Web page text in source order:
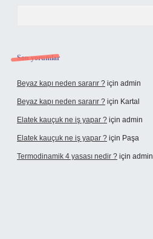
Son yorumlar
Beyaz kapı neden sararır ? için admin
Beyaz kapı neden sararır ? için Kartal
Elatek kauçuk ne iş yapar ? için admin
Elatek kauçuk ne iş yapar ? için Paşa
Termodinamik 4 yasası nedir ? için admin